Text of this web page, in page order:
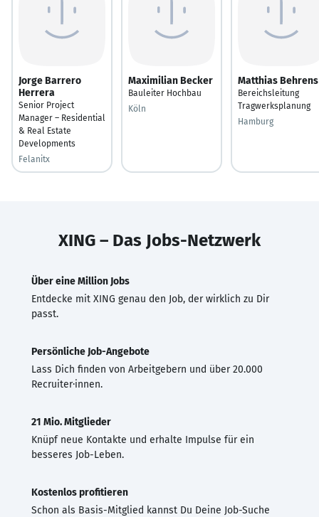
Jorge Barrero
Herrera
Senior Project
Manager – Residential
& Real Estate
Developments
Felanitx
Maximilian Becker
Bauleiter Hochbau
Köln
Matthias Behrens
Bereichsleitung
Tragwerksplanung
Hamburg
XING – Das Jobs-Netzwerk
Über eine Million Jobs
Entdecke mit XING genau den Job, der wirklich zu Dir
passt.
Persönliche Job-Angebote
Lass Dich finden von Arbeitgebern und über 20.000
Recruiter·innen.
21 Mio. Mitglieder
Knüpf neue Kontakte und erhalte Impulse für ein
besseres Job-Leben.
Kostenlos profitieren
Schon als Basis-Mitglied kannst Du Deine Job-Suche